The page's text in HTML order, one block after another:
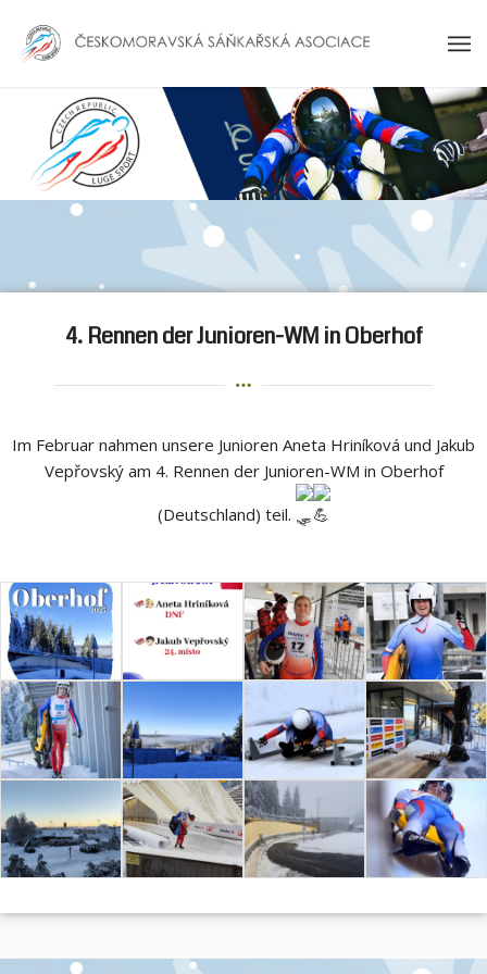
4. Rennen der Junioren-WM in Oberhof
Im Februar nahmen unsere Junioren Aneta Hriníková und Jakub
Vepřovský am 4. Rennen der Junioren-WM in Oberhof
(Deutschland) teil.